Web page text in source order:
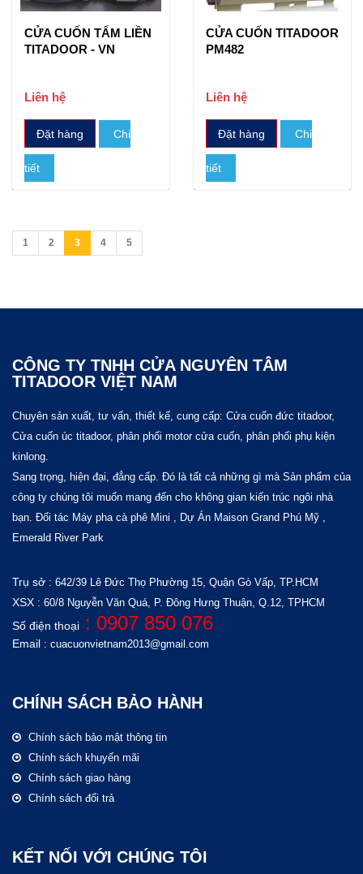
CỬA CUỐN TẤM LIỀN
TITADOOR - VN
Liên hệ
Đặt hàng Chi
tiết
CỬA CUỐN TITADOOR
PM482
Liên hệ
Đặt hàng Chi
tiết
1 2 3 4 5
CÔNG TY TNHH CỬA NGUYÊN TÂM
TITADOOR VIỆT NAM
Chuyên sản xuất, tư vấn, thiết kế, cung cấp: Cửa cuốn đức titadoor,
Cửa cuốn úc titadoor, phân phối motor cửa cuốn, phân phối phụ kiện
kinlong.
Sang trọng, hiện đại, đẳng cấp. Đó là tất cả những gì mà Sản phẩm của
công ty chúng tôi muốn mang đến cho không gian kiến trúc ngôi nhà
bạn. Đối tác Máy pha cà phê Mini , Dự Án Maison Grand Phú Mỹ ,
Emerald River Park
Trụ sở : 642/39 Lê Đức Thọ Phường 15, Quận Gò Vấp, TP.HCM
XSX : 60/8 Nguyễn Văn Quá, P. Đông Hưng Thuận, Q.12, TPHCM
Số điện thoại : 0907 850 076
Email : cuacuonvietnam2013@gmail.com
CHÍNH SÁCH BẢO HÀNH
Chính sách bảo mật thông tin
Chính sách khuyến mãi
Chính sách giao hàng
Chính sách đổi trả
KẾT NỐI VỚI CHÚNG TÔI